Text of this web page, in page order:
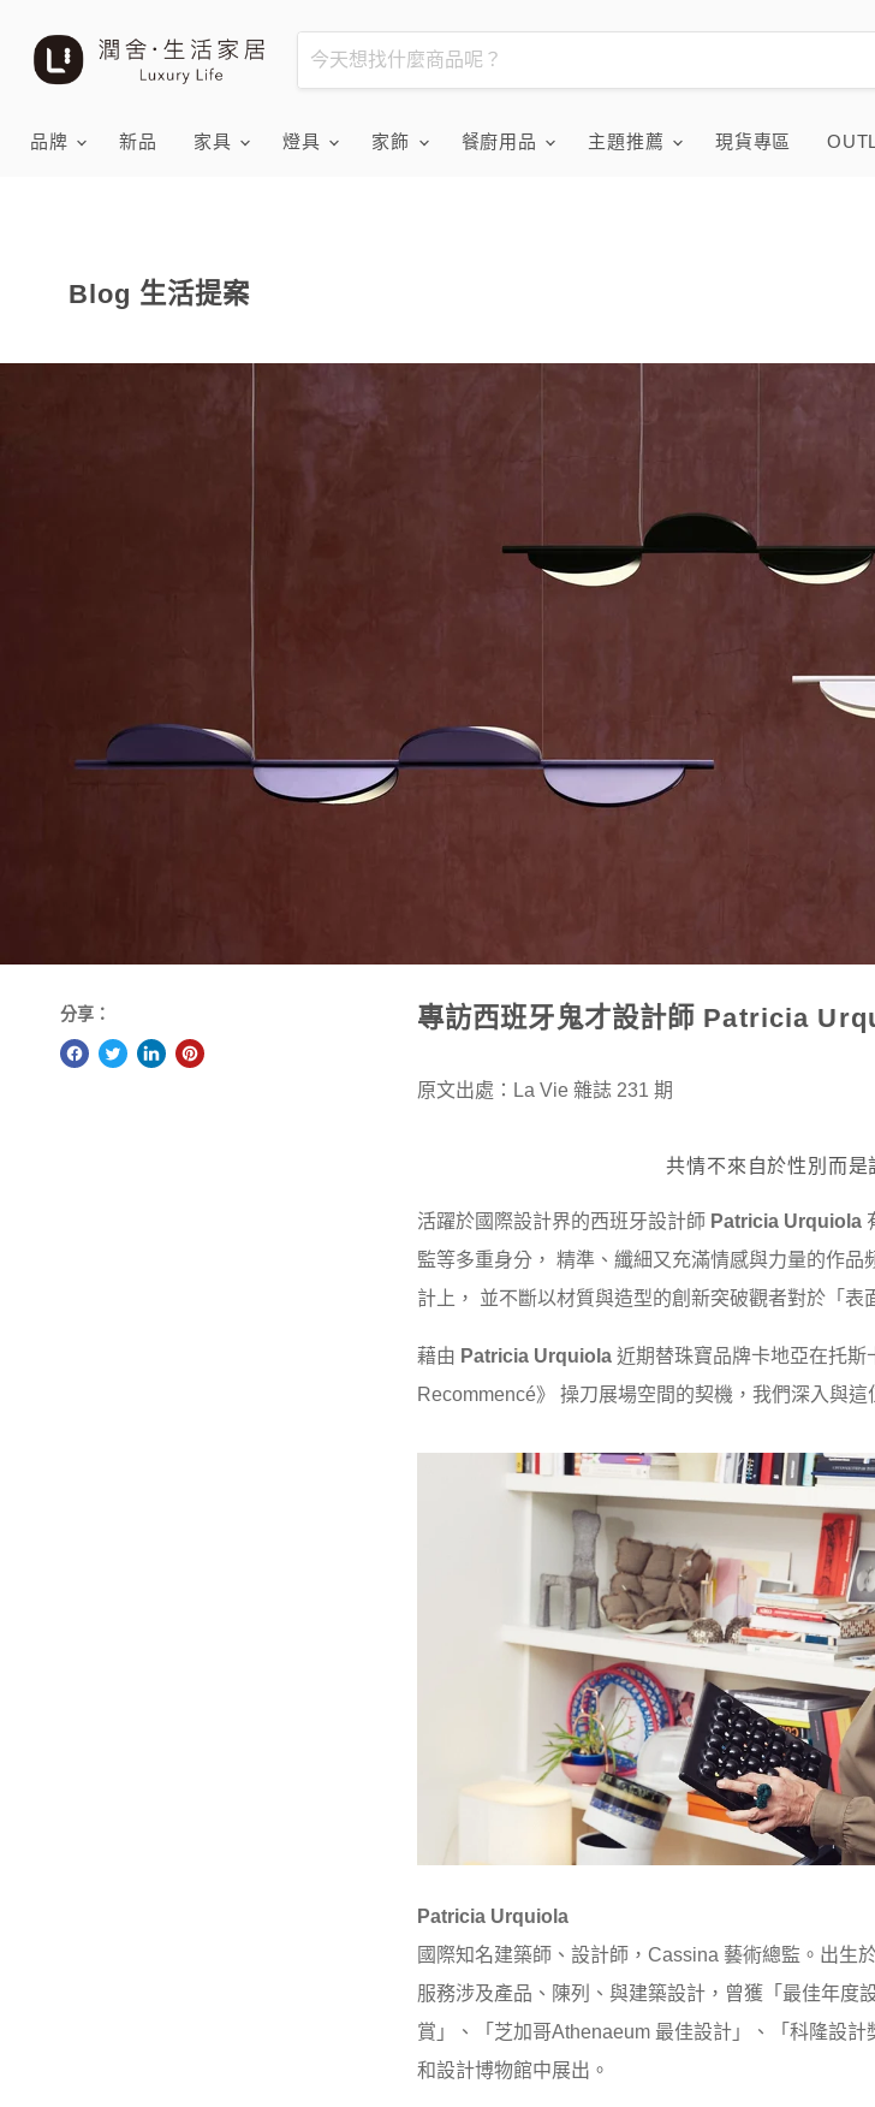
品牌 新品 家具 燈具 家飾 餐廚用品 主題推薦 現貨專區
Blog 生活提案
分享： 專訪西班牙鬼才設計師 Patricia
原文出處：La Vie 雜誌 231 期
共情不來自於性別而是
活躍於國際設計界的西班牙設計師 Patricia Urquiola
監等多重身分， 精準、纖細又充滿情感與力量的作
計上， 並不斷以材質與造型的創新突破觀者對於「表
藉由 Patricia Urquiola 近期替珠寶品牌卡地亞在托
Recommencé》 操刀展場空間的契機，我們深入與
Patricia Urquiola
國際知名建築師、設計師，Cassina 藝術總監。出生
服務涉及產品、陳列、與建築設計，曾獲「最佳年度
賞」、「芝加哥Athenaeum 最佳設計」、「科隆設
和設計博物館中展出。